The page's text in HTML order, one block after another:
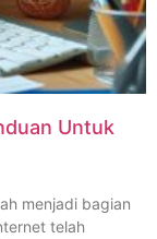
Untuk
menjadi bagian
telah